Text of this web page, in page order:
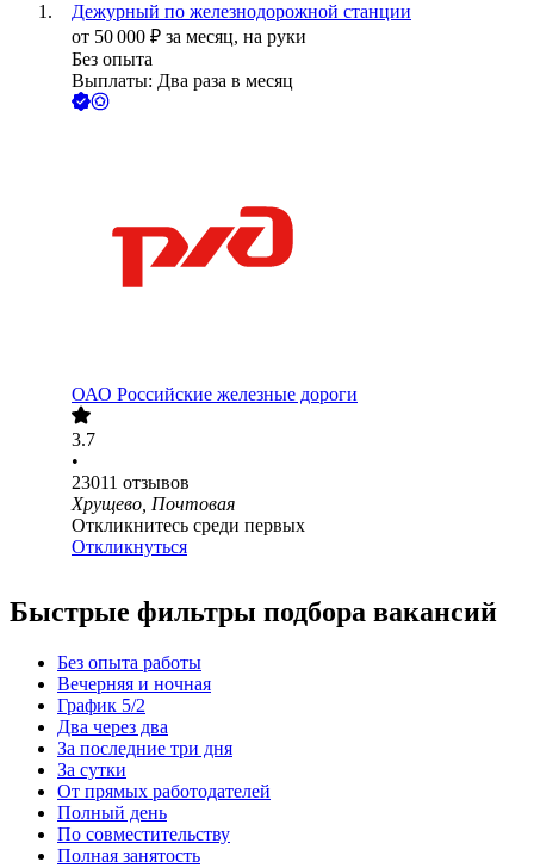
Дежурный по железнодорожной станции
от 50 000 ₽ за месяц, на руки
Без опыта
Выплаты: Два раза в месяц
ОАО Российские железные дороги
3.7
•
23011 отзывов
Хрущево, Почтовая
Откликнитесь среди первых
Откликнуться
Быстрые фильтры подбора вакансий
Без опыта работы
Вечерняя и ночная
График 5/2
Два через два
За последние три дня
За сутки
От прямых работодателей
Полный день
По совместительству
Полная занятость